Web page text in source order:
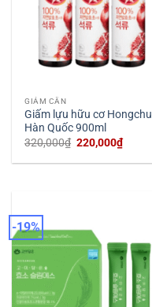
GIẢM CÂN
Giấm lựu hữu cơ Hongchu
Hàn Quốc 900ml
320,000₫ Giá
là:
220,000₫Giá
hiện
tại
-19%